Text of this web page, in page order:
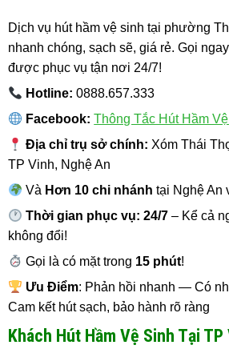
Dịch vụ hút hầm vệ sinh tại phường
nhanh chóng, sạch sẽ, giá rẻ. Gọi
được phục vụ tận nơi 24/7!
Hotline: 0888.657.333
Facebook: Thông Tắc Hút Hầm
Địa chỉ trụ sở chính: Xóm Thái
TP Vinh, Nghệ An
Và Hơn 10 chi nhánh tại Nghệ An
Thời gian phục vụ: 24/7 – Kể cả
không đổi!
Gọi là có mặt trong 15 phút!
Ưu Điểm: Phản hồi nhanh — Có
Cam kết hút sạch, bảo hành rõ ràng
Khách Hút Hầm Vệ Sinh Tại